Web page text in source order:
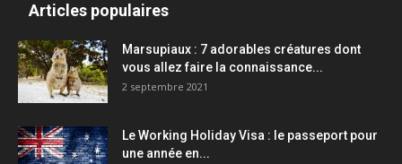
Articles populaires
Marsupiaux : 7 adorables créatures dont
vous allez faire la connaissance...
2 septembre 2021
Le Working Holiday Visa : le passeport pour
une année en...